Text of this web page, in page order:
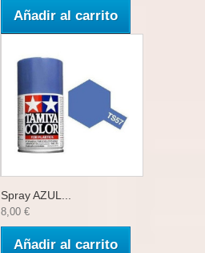
Añadir al carrito
Spray AZUL...
8,00 €
Añadir al carrito